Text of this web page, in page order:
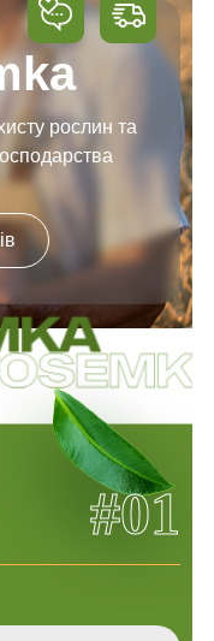
рослин та
#01